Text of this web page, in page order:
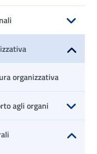
Apri sottomenu
Apri sottomenu
organizzativa
agli organi
Apri sottomenu